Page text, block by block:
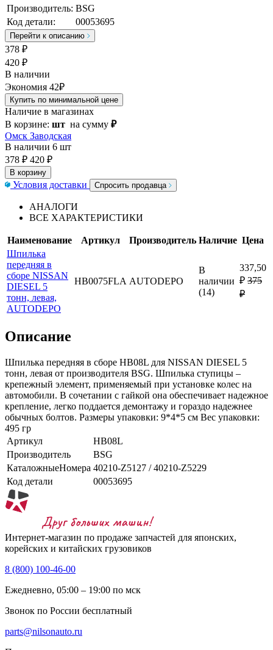
Производитель: BSG
Код детали:
00053695
Перейти к описанию
378 ₽
420 ₽
В наличии
Экономия 42₽
Купить по минимальной цене
Наличие в магазинах
В корзине: шт на сумму ₽
Омск Заводская
В наличии 6 шт
378 ₽ 420 ₽
В корзину
Условия доставки Спросить продавца
АНАЛОГИ
ВСЕ ХАРАКТЕРИСТИКИ
Наименование Артикул Производитель Наличие Цена
Шпилька
передняя в
сборе NISSAN
DIESEL 5
тонн, левая,
AUTODEPO
HB0075FLA AUTODEPO
В
наличии
(14)
337,50
₽ 375
₽
Описание
Шпилька передняя в сборе HB08L для NISSAN DIESEL 5
тонн, левая от производителя BSG. Шпилька ступицы –
крепежный элемент, применяемый при установке колес на
автомобили. В сочетании с гайкой она обеспечивает надежное
крепление, легко поддается демонтажу и гораздо надежнее
обычных болтов. Размеры упаковки: 9*4*5 см Вес упаковки:
495 гр
Артикул
HB08L
Производитель
BSG
КаталожныеНомера 40210-Z5127 / 40210-Z5229
Код детали
00053695
Интернет-магазин по продаже запчастей для японских,
корейских и китайских грузовиков
8 (800) 100-46-00
Ежедневно, 05:00 – 19:00 по мск
Звонок по России бесплатный
parts@nilsonauto.ru